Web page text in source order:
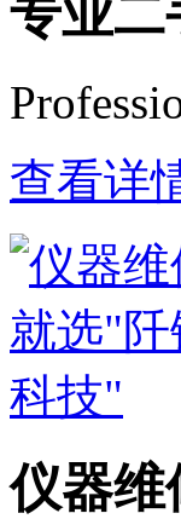
专业二
查看详
仪器